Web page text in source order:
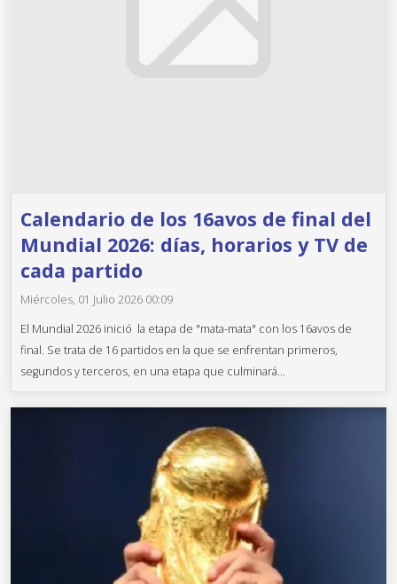
Calendario de los 16avos de final del
Mundial 2026: días, horarios y TV de
cada partido
Miércoles, 01 Julio 2026 00:09
El Mundial 2026 inició la etapa de "mata-mata" con los 16avos de
final. Se trata de 16 partidos en la que se enfrentan primeros,
segundos y terceros, en una etapa que culminará...